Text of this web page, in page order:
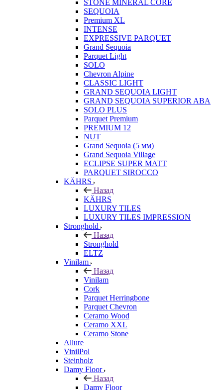
STONE MINERAL CORE
SEQUOIA
Premium XL
INTENSE
EXPRESSIVE PARQUET
Grand Sequoia
Parquet Light
SOLO
Chevron Alpine
CLASSIC LIGHT
GRAND SEQUOIA LIGHT
GRAND SEQUOIA SUPERIOR ABA
SOLO PLUS
Parquet Premium
PREMIUM 12
NUT
Grand Sequoia (5 мм)
Grand Sequoia Village
ECLIPSE SUPER MATT
PARQUET SIROCCO
KÄHRS
Назад
KÄHRS
LUXURY TILES
LUXURY TILES IMPRESSION
Stronghold
Назад
Stronghold
ELTZ
Vinilam
Назад
Vinilam
Cork
Parquet Herringbone
Parquet Chevron
Ceramo Wood
Ceramo XXL
Ceramo Stone
Allure
VinilPol
Steinholz
Damy Floor
Назад
Damy Floor